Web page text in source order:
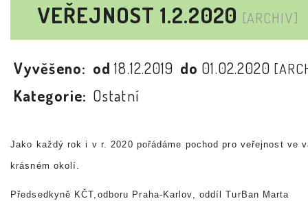
VEŘEJNOST 1.2.2020 [ARCHIV]
Vyvěšeno: od18.12.2019 do 01.02.2020
Kategorie: Ostatní
Jako každý rok i v r. 2020 pořádáme pochod pro veřejnost ve
krásném okolí.
Předsedkyně KČT,odboru Praha-Karlov, oddíl TurBan Marta